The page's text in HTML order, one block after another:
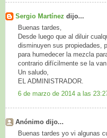
Sergio Martínez dijo...
Buenas tardes,
Desde luego que al diluir
disminuyen sus propiedades,
para humedecer la mezcla
contrario difícilmente se la
Un saludo,
EL ADMINISTRADOR.
6 de marzo de 2014 a las
Anónimo dijo...
Buenas tardes yo vi algunas